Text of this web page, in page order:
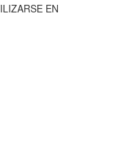
EN